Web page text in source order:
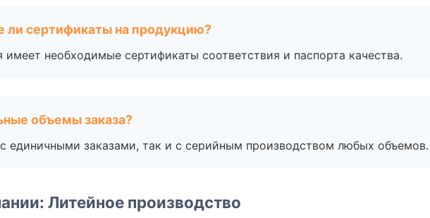
ли сертификаты на продукцию?
имеет необходимые сертификаты соответствия и паспорта качества.
объемы заказа?
единичными заказами, так и с серийным производством любых объемов.
Литейное производство